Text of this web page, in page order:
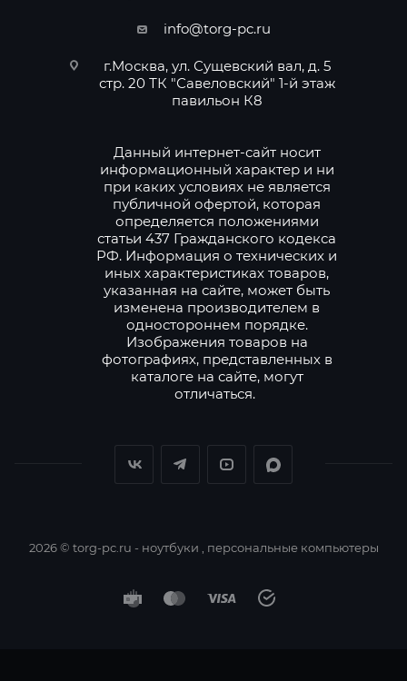
info@torg-pc.ru
г.Москва, ул. Сущевский вал, д. 5
стр. 20 ТК "Савеловский" 1-й этаж
павильон К8
Данный интернет-сайт носит
информационный характер и ни
при каких условиях не является
публичной офертой, которая
определяется положениями
статьи 437 Гражданского кодекса
РФ. Информация о технических и
иных характеристиках товаров,
указанная на сайте, может быть
изменена производителем в
одностороннем порядке.
Изображения товаров на
фотографиях, представленных в
каталоге на сайте, могут
отличаться.
2026 © torg-pc.ru - ноутбуки , персональные компьютеры